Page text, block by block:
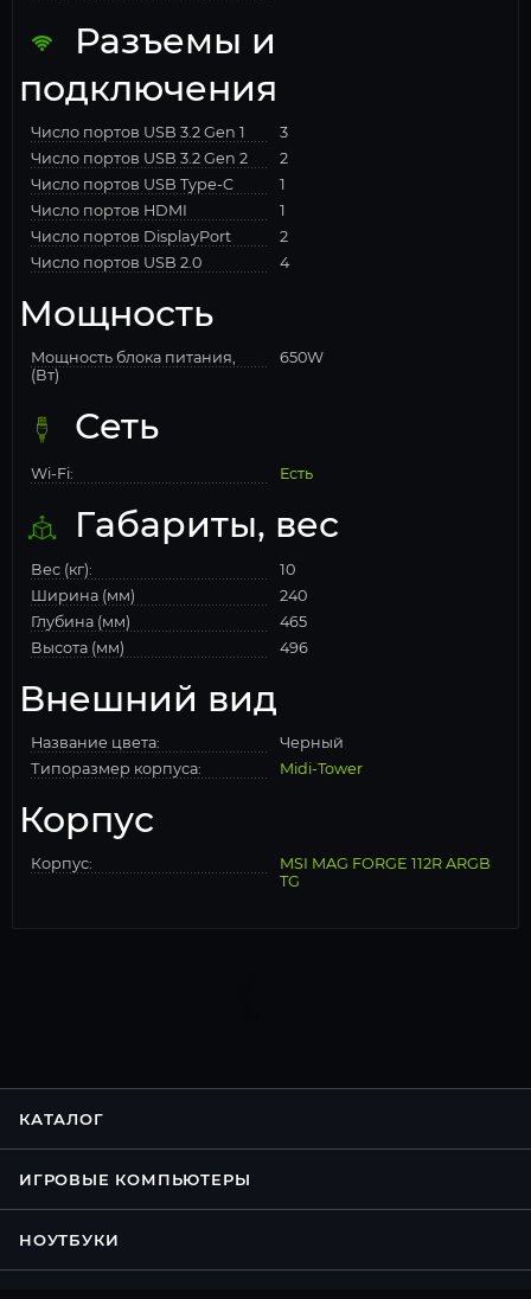
Разъемы и
подключения
Число портов USB 3.2 Gen 1
3
Число портов USB 3.2 Gen 2
2
Число портов USB Type-C
1
Число портов HDMI
1
Число портов DisplayPort
2
Число портов USB 2.0
4
Мощность
Мощность блока питания,
(Вт)
650W
Сеть
Wi-Fi: Есть
Габариты, вес
Вес (кг):
10
Ширина (мм)
240
Глубина (мм)
465
Высота (мм)
496
Внешний вид
Название цвета:
Черный
Типоразмер корпуса:
Midi-Tower
Корпус
Корпус:
MSI MAG FORGE 112R ARGB
TG
КАТАЛОГ
ИГРОВЫЕ КОМПЬЮТЕРЫ
НОУТБУКИ